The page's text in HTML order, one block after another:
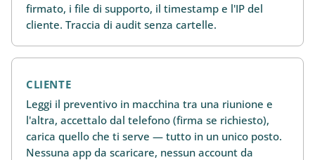
firmato, i file di supporto, il timestamp e l'IP del
cliente. Traccia di audit senza cartelle.
CLIENTE
Leggi il preventivo in macchina tra una riunione e
l'altra, accettalo dal telefono (firma se richiesto),
carica quello che ti serve — tutto in un unico posto.
Nessuna app da scaricare, nessun account da